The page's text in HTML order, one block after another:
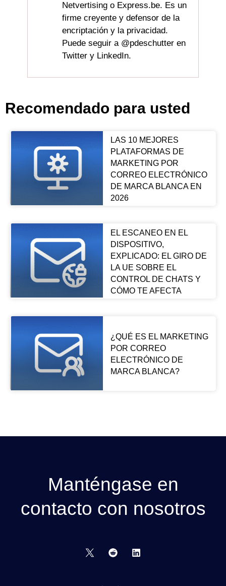
Netvertising o Express.be. Es un
firme creyente y defensor de la
encriptación y la privacidad.
Puede seguir a @pdeschutter en
Twitter y LinkedIn.
Recomendado para usted
LAS 10 MEJORES
PLATAFORMAS DE
MARKETING POR
CORREO ELECTRÓNICO
DE MARCA BLANCA EN
2026
EL ESCANEO EN EL
DISPOSITIVO,
EXPLICADO: EL GIRO DE
LA UE SOBRE EL
CONTROL DE CHATS Y
CÓMO TE AFECTA
¿QUÉ ES EL MARKETING
POR CORREO
ELECTRÓNICO DE
MARCA BLANCA?
Manténgase en
contacto con nosotros